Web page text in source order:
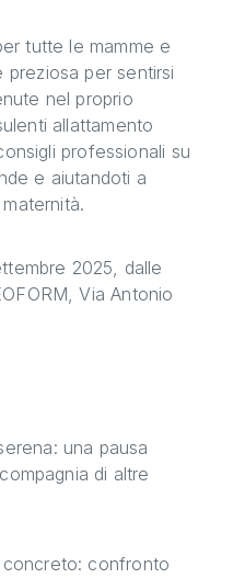
tutte le mamme e
preziosa per sentirsi
nel proprio
allattamento
professionali su
e aiutandoti a
2025, dalle
Via Antonio
una pausa
di altre
confronto